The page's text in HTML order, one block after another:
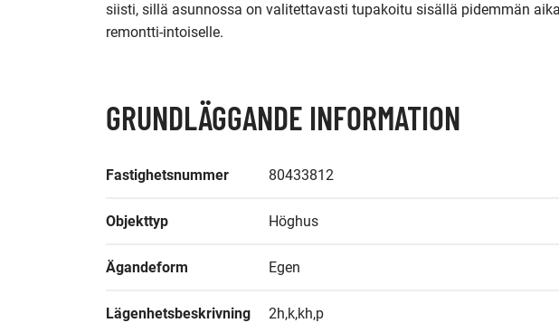
siisti, sillä asunnossa on valitettavasti tupakoitu sisällä pidemmän
remontti-intoiselle.
GRUNDLÄGGANDE INFORMATION
Fastighetsnummer 80433812
Objekttyp Höghus
Ägandeform Egen
Lägenhetsbeskrivning 2h,k,kh,p